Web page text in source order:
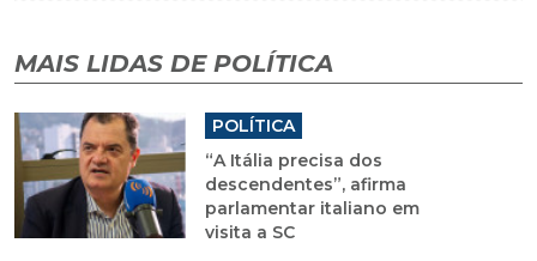
MAIS LIDAS DE POLÍTICA
POLÍTICA
“A Itália precisa dos
descendentes”, afirma
parlamentar italiano em
visita a SC